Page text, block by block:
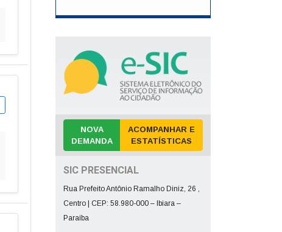
NOVA
DEMANDA
ACOMPANHAR E
ESTATÍSTICAS
SIC PRESENCIAL
Rua Prefeito Antônio Ramalho Diniz, 26 ,
Centro | CEP: 58.980-000 – Ibiara –
Paraíba